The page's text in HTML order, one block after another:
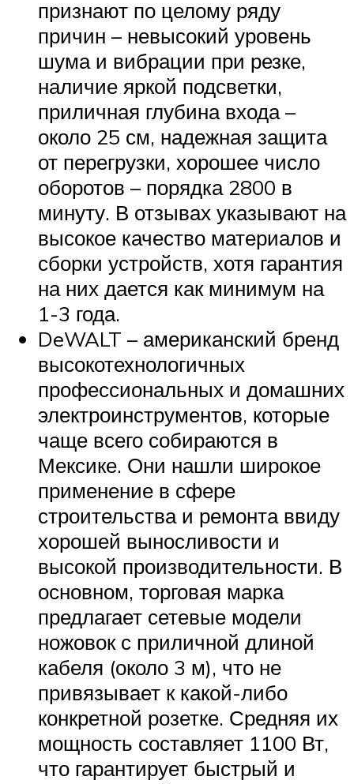
признают по целому ряду
причин – невысокий уровень
шума и вибрации при резке,
наличие яркой подсветки,
приличная глубина входа –
около 25 см, надежная защита
от перегрузки, хорошее число
оборотов – порядка 2800 в
минуту. В отзывах указывают на
высокое качество материалов и
сборки устройств, хотя гарантия
на них дается как минимум на
1-3 года.
DeWALT – американский бренд
высокотехнологичных
профессиональных и домашних
электроинструментов, которые
чаще всего собираются в
Мексике. Они нашли широкое
применение в сфере
строительства и ремонта ввиду
хорошей выносливости и
высокой производительности. В
основном, торговая марка
предлагает сетевые модели
ножовок с приличной длиной
кабеля (около 3 м), что не
привязывает к какой-либо
конкретной розетке. Средняя их
мощность составляет 1100 Вт,
что гарантирует быстрый и